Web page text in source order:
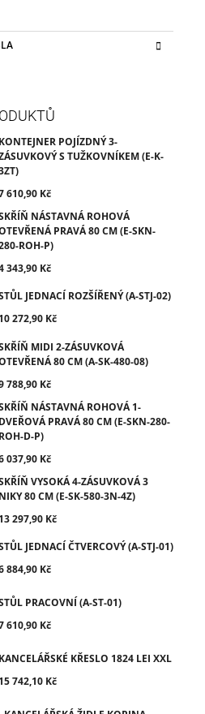
KONTEJNER POJÍZDNÝ 3-
S TUŽKOVNÍKEM (E-K-
610,90 Kč
NÁSTAVNÁ ROHOVÁ
PRAVÁ 80 CM (E-SKN-
ROH-P)
343,90 Kč
JEDNACÍ ROZŠÍŘENÝ (A-STJ-02)
10 272,90 Kč
MIDI 2-ZÁSUVKOVÁ
80 CM (A-SK-480-08)
788,90 Kč
NÁSTAVNÁ ROHOVÁ 1-
DVEŘOVÁ PRAVÁ 80 CM (E-SKN-280-
ROH-D-P)
037,90 Kč
VYSOKÁ 4-ZÁSUVKOVÁ 3
NIKY 80 CM (E-SK-580-3N-4Z)
13 297,90 Kč
JEDNACÍ ČTVERCOVÝ (A-STJ-01)
884,90 Kč
PRACOVNÍ (A-ST-01)
610,90 Kč
KANCELÁŘSKÉ KŘESLO 1824 LEI XXL
15 742,10 Kč